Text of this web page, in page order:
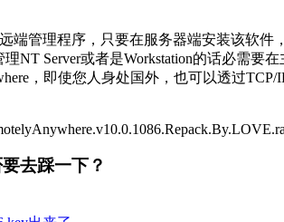
理程序，只要在服务器端安装该软件，
理NT Server或者是Workstation的话必需
，即使您人身处国外，也可以透过
去踩一下？